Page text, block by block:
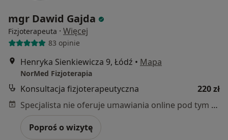
mgr Dawid Gajda
Fizjoterapeuta · Więcej
83 opinie
Henryka Sienkiewicza 9, Łódź • Mapa
NorMed Fizjoterapia
Konsultacja fizjoterapeutyczna
220 zł
Specjalista nie oferuje umawiania online pod tym adresem.
Poproś o wizytę